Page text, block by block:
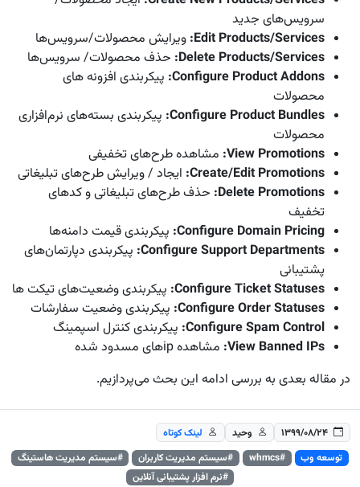
سرویس‌های جدید
Edit Products/Services
: ویرایش محصولات/سرویس‌ها
Delete Products/Services
: حذف محصولات/ سرویس‌ها
Configure Product Addons
: پیکربندی افزونه های
محصولات
Configure Product Bundles
: پیکربندی بسته‌های نر‌م‌افزاری
محصولات
View Promotions
: مشاهده طرح‌های تخفیفی
Create/Edit Promotions
: ایجاد / ویرایش طرح‌های تبلیغاتی
Delete Promotions
: حذف طرح‌های تبلیغاتی و کدهای
تخفیف
Configure Domain Pricing
: پیکربندی قیمت دامنه‌ها
Configure Support Departments
: پیکربندی دپارتمان‌های
پشتیبانی
Configure Ticket Statuses
: پیکربندی وضعیت‌های تیکت ها
Configure Order Statuses
: پیکربندی وضعیت سفارشات
Configure Spam Control
: پیکربندی کنترل اسپمینگ
View Banned IPs
: مشاهده ip‌های مسدود شده
در مقاله بعدی به بررسی ادامه این بحث می‌پردازیم.
۱۳۹۹/۰۸/۲۴ وحید
لینک کوتاه
توسعه وب
#whmcs #سیستم مدیریت کاربران
#سیستم مدیریت هاستینگ
#نرم افزار پشتیبانی آنلاین